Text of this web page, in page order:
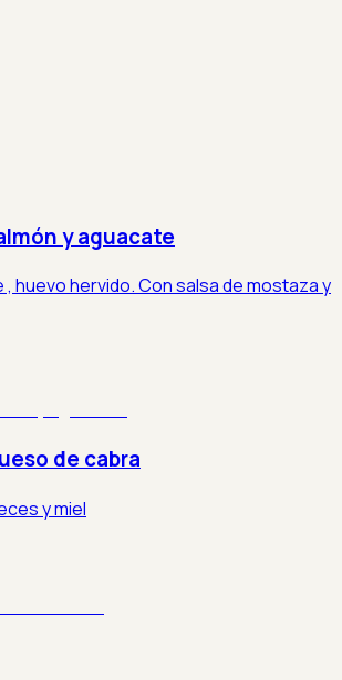
y aguacate
, huevo hervido. Con salsa de mostaza y
de cabra
y miel